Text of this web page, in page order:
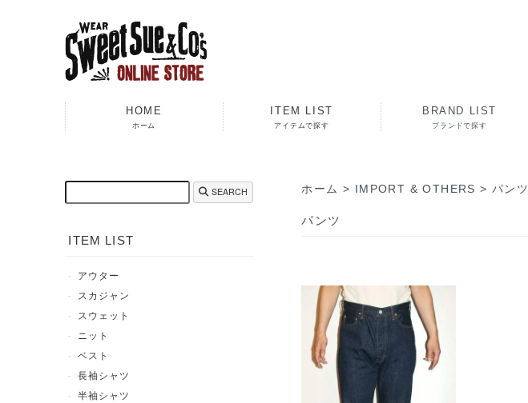
HOME
ホーム
ITEM LIST
アイテムで探す
BRAND LIST
ブランドで探す
ホーム > IMPORT & OTHERS > パンツ
パンツ
SEARCH
ITEM LIST
アウター
スカジャン
スウェット
ニット
ベスト
長袖シャツ
半袖シャツ